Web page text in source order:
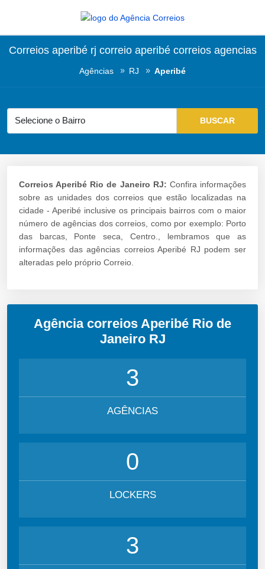
Correios aperibé rj correio aperibé correios agencias
Agências RJ Aperibé
Correios Aperibé Rio de Janeiro RJ: Confira informações
sobre as unidades dos correios que estão localizadas na
cidade - Aperibé inclusive os principais bairros com o maior
número de agências dos correios, como por exemplo: Porto
das barcas, Ponte seca, Centro., lembramos que as
informações das agências correios Aperibé RJ podem ser
alteradas pelo próprio Correio.
Agência correios Aperibé Rio de
Janeiro RJ
3
AGÊNCIAS
0
LOCKERS
3